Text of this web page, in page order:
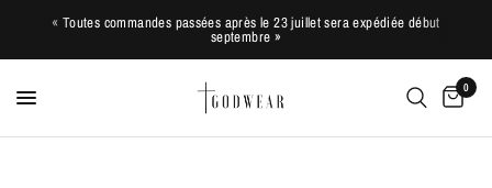
« Toutes commandes passées après le 23 juillet sera expédiée début
septembre »
0